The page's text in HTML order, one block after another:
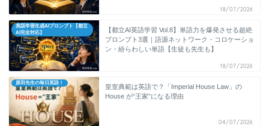
18/07/2026
英語学習生成AIプロンプト【都立
AI完全対応】
【都立AI英語学習 Vol.8】単語力を爆発させる超絶
プロンプト3選｜語源ネットワーク・コロケーショ
ン・紛らわしい単語【生徒も先生も】
18/07/2026
原田先生の毎日英語！
皇室典範は英語で？「Imperial House Law」の
House が“王家”になる理由
04/07/2026